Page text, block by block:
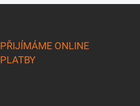
PŘIJÍMÁME ONLINE
PLATBY